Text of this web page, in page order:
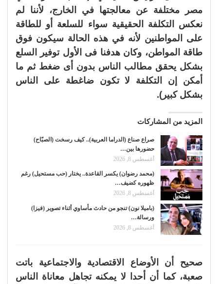
مصر مختلفة عن معالجتها في الخارج، لأننا لم
نعكس التكلفة الحقيقية سواء للسلعة أو للطاقة
على المواطنين لأنه في هذه الحالة سيكون فوق
طاقة المواطن، وكان هدفنا فى الأول توفير السلع
بشكل يحقق مطالب الناس بدون أى ضغط ثم ما
أمكن إن التكلفة لا تكون ضاغطة على الناس
بشكل كبير).
المزيد من المشاركات
صراع صناع (الدراما العربية).. كيف رسخت (الصبّاح)
حضورها بين…
أغسطس 8, 2026
(محمد رضوان) يكسر القاعدة.. يختار (حب مستحيل) رغم
ظهوره كضيف…
أغسطس 8, 2026
(باميلا نون) تنجو من حادث مأساوي أثناء تصوير (فيزا)
ورسالة…
أغسطس 8, 2026
صحيح أن الأوضاع الاقتصادية والاجتماعية باتت
صعبة، كما أن أحدا لا يمكنه تجاهل معاناة الناس